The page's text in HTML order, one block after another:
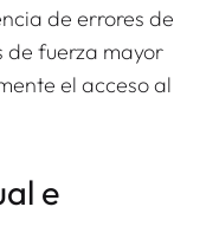
de errores de
de fuerza mayor
el acceso al
e